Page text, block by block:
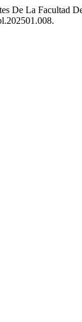
De La Facultad